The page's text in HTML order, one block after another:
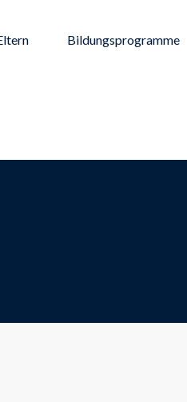
Bildungsprogramme